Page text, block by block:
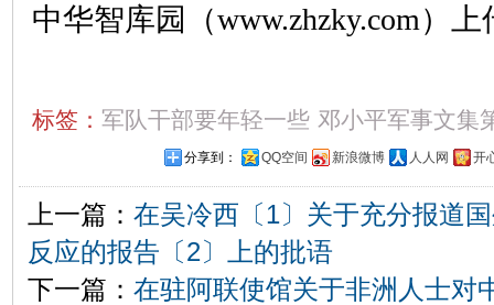
中华智库园（www.zhzky.com）上
标签： 军队干部要年轻一些 邓小平军事文集
分享到： QQ空间 新浪微博 人人网 开
上一篇： 在吴冷西〔1〕关于充分报道
反应的报告〔2〕上的批语
下一篇： 在驻阿联使馆关于非洲人士对